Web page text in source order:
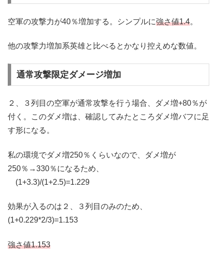
空軍の攻撃力が40％増加する。シンプルに強さ値1.4。
他の攻撃力増加系英雄と比べるとかなり控えめな数値。
通常攻撃限定ダメージ増加
２、３列目の空軍が通常攻撃を行う場合、ダメ増+80％が
付く。このダメ増は、確認してみたところダメ増バフに足
す形になる。
私の環境でダメ増250％くらいなので、ダメ増が
250％→330％になるため、
(1+3.3)/(1+2.5)=1.229
効果が入るのは２、３列目のみのため、
(1+0.229*2/3)=1.153
強さ値1.153